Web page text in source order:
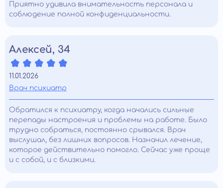
Приятно удивила внимательность персонала и
соблюдение полной конфиденциальности.
Алексей, 34
11.01.2026
Врач психиатр
Обратился к психиатру, когда начались сильные
перепады настроения и проблемы на работе. Было
трудно собраться, постоянно срывался. Врач
выслушал, без лишних вопросов. Назначил лечение,
которое действительно помогло. Сейчас уже проще
и с собой, и с близкими.